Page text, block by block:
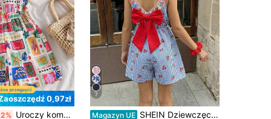
0,97zł
Uroczy kombinezon dla nastolatek z nadrukiem tropikalnego oceanu, kolorowy wzór rozgwiazdy i muszli, dopasowany do ciała, z wysokim stanem, lekki i przewiewny, idealny na plażę, nieformalne wyjścia i letnie aktywności
7
Magazyn UE SHEIN Dziewczęcy kombinezon na lato, swobodny, śliczny, z bufiastymi rękawami i kokardką, wygodny, w kratkę w kolorze niebiesko-białym, z wzorem wiśniowym